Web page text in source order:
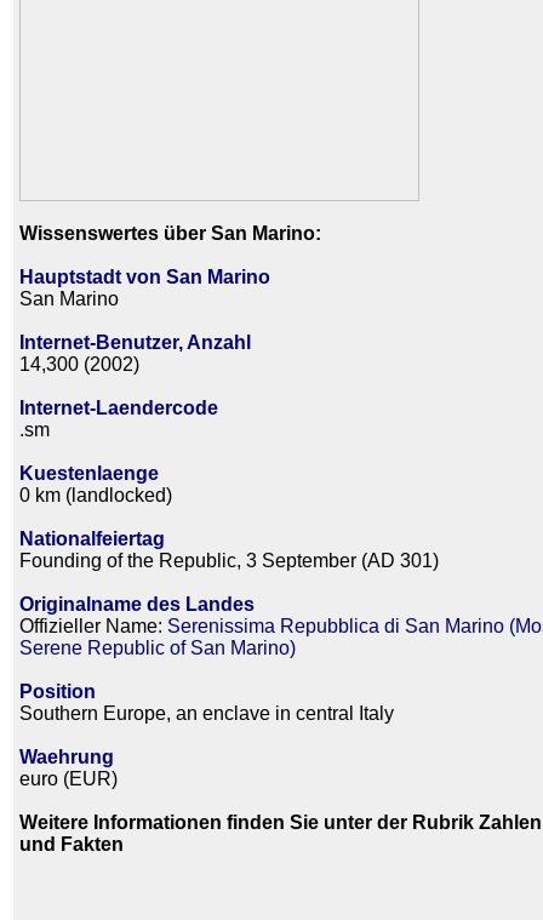
Wissenswertes über San Marino:
Hauptstadt von San Marino
San Marino
Internet-Benutzer, Anzahl
14,300 (2002)
Internet-Laendercode
.sm
Kuestenlaenge
0 km (landlocked)
Nationalfeiertag
Founding of the Republic, 3 September (AD 301)
Originalname des Landes
Offizieller Name: Serenissima Repubblica di San Marino
Serene Republic of San Marino)
Position
Southern Europe, an enclave in central Italy
Waehrung
euro (EUR)
Weitere Informationen finden Sie unter der Rubrik Zahlen
und Fakten